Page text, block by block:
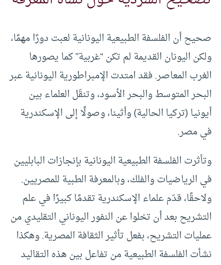
صحيح أن الفلسفة الطبيعية اليونانية لعبت دورًا مهمًا،
ولكن اليونان القديمة لم تكن “غربية” كما يصورها
الغرب المعاصر. فقد امتدت الإمبراطورية اليونانية عبر
البحر المتوسط والبحر الأسود، وتنقّل العلماء بين
أيونيا (تركيا الحالية) وأثينا، وصولًا إلى الإسكندرية
في مصر.
وتأثرت الفلسفة الطبيعية اليونانية بإنجازات البابليين
في الرياضيات والفلك، وبالمعرفة الطبية للمصريين.
ولاحقًا، قدّم علماء الإسكندرية تقدمًا كبيرًا في علم
التشريح بعد أن تخلوا عن النفور اليوناني التقليدي من
عمليات التشريح، بفعل تأثير الثقافة المصرية. وهكذا
نشأت الفلسفة الطبيعية من تفاعل بين هذه التقاليد